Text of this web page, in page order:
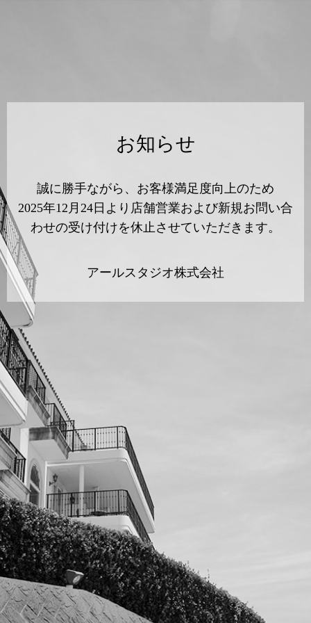
お知らせ
誠に勝手ながら、お客様満足度向上のため
2025年12月24日より店舗営業および新規お問い合
わせの受け付けを休止させていただきます。
アールスタジオ株式会社